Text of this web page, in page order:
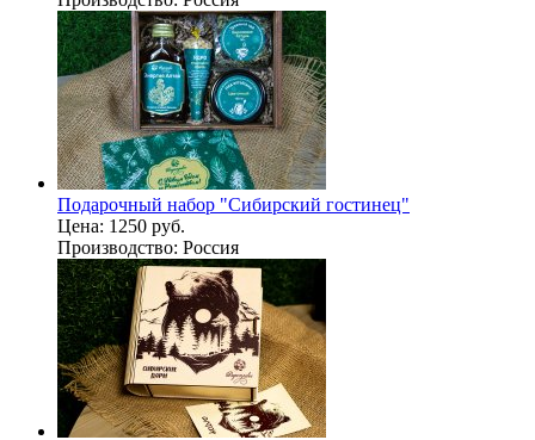
Подарочный набор "Сибирский гостинец"
Цена: 1250 руб.
Производство: Россия